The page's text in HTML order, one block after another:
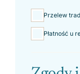
Przelew
Płatność u